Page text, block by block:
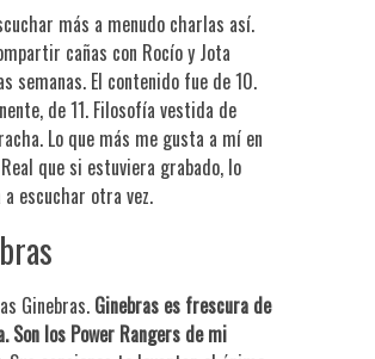
más a menudo charlas así.
cañas con Rocío y Jota
semanas. El contenido fue de 10.
de 11. Filosofía vestida de
Lo que más me gusta a mí en
que si estuviera grabado, lo
escuchar otra vez.
Ginebras. Ginebras es frescura de
Son los Power Rangers de mi